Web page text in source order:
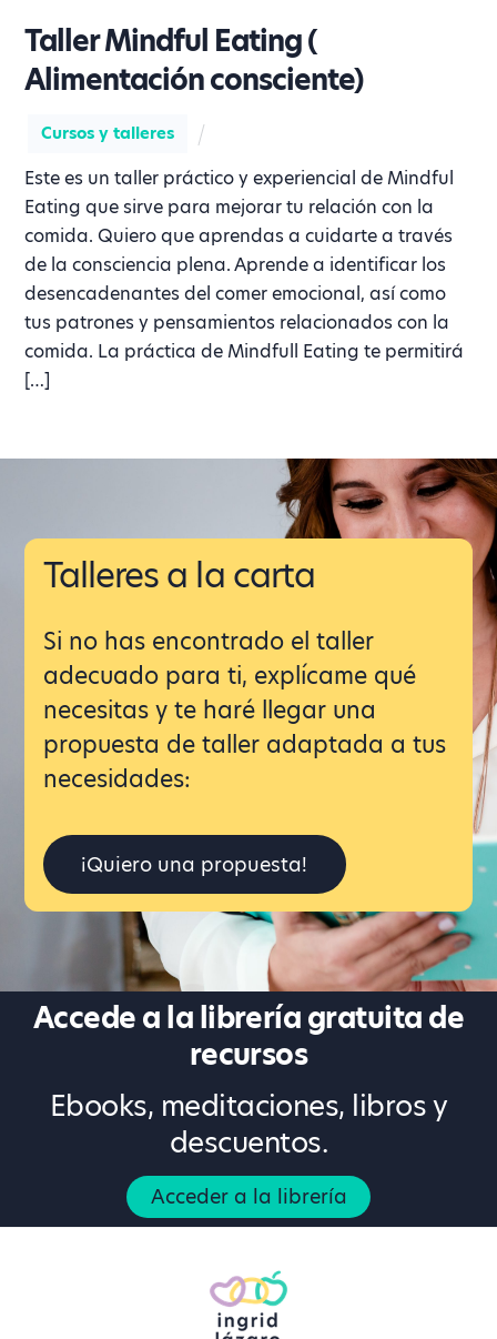
Taller Mindful Eating (
Alimentación consciente)
Cursos y talleres
Este es un taller práctico y experiencial de Mindful
Eating que sirve para mejorar tu relación con la
comida. Quiero que aprendas a cuidarte a través
de la consciencia plena. Aprende a identificar los
desencadenantes del comer emocional, así como
tus patrones y pensamientos relacionados con la
comida. La práctica de Mindfull Eating te permitirá
[…]
Talleres a la carta
Si no has encontrado el taller
adecuado para ti, explícame qué
necesitas y te haré llegar una
propuesta de taller adaptada a tus
necesidades:
¡Quiero una propuesta!
Accede a la librería gratuita de
recursos
Ebooks, meditaciones, libros y
descuentos.
Acceder a la librería